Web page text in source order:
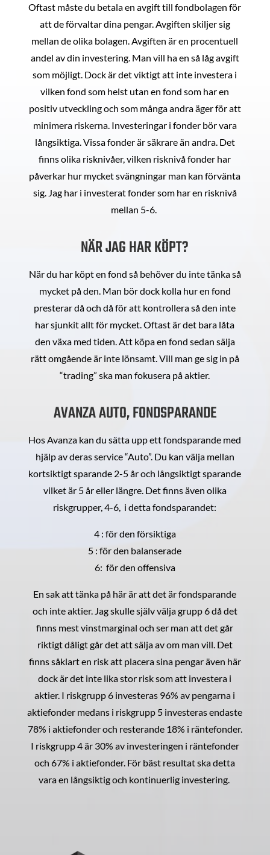
Oftast måste du betala en avgift till fondbolagen för
att de förvaltar dina pengar. Avgiften skiljer sig
mellan de olika bolagen. Avgiften är en procentuell
andel av din investering. Man vill ha en så låg avgift
som möjligt. Dock är det viktigt att inte investera i
vilken fond som helst utan en fond som har en
positiv utveckling och som många andra äger för att
minimera riskerna. Investeringar i fonder bör vara
långsiktiga. Vissa fonder är säkrare än andra. Det
finns olika risknivåer, vilken risknivå fonder har
påverkar hur mycket svängningar man kan förvänta
sig. Jag har i investerat fonder som har en risknivå
mellan 5-6.
NÄR JAG HAR KÖPT?
När du har köpt en fond så behöver du inte tänka så
mycket på den. Man bör dock kolla hur en fond
presterar då och då för att kontrollera så den inte
har sjunkit allt för mycket. Oftast är det bara låta
den växa med tiden. Att köpa en fond sedan sälja
rätt omgående är inte lönsamt. Vill man ge sig in på
“trading” ska man fokusera på aktier.
AVANZA AUTO, FONDSPARANDE
Hos Avanza kan du sätta upp ett fondsparande med
hjälp av deras service “Auto”. Du kan välja mellan
kortsiktigt sparande 2-5 år och långsiktigt sparande
vilket är 5 år eller längre. Det finns även olika
riskgrupper, 4-6, i detta fondsparandet:
4 : för den försiktiga
5 : för den balanserade
6: för den offensiva
En sak att tänka på här är att det är fondsparande
och inte aktier. Jag skulle själv välja grupp 6 då det
finns mest vinstmarginal och ser man att det går
riktigt dåligt går det att sälja av om man vill. Det
finns såklart en risk att placera sina pengar även här
dock är det inte lika stor risk som att investera i
aktier. I riskgrupp 6 investeras 96% av pengarna i
aktiefonder medans i riskgrupp 5 investeras endaste
78% i aktiefonder och resterande 18% i räntefonder.
I riskgrupp 4 är 30% av investeringen i räntefonder
och 67% i aktiefonder. För bäst resultat ska detta
vara en långsiktig och kontinuerlig investering.